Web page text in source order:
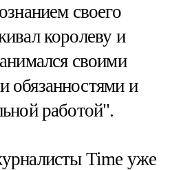
своего
королеву и
своими
обязанностями и
работой".
Time уже